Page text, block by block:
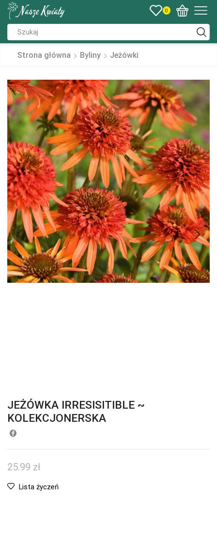
0
Strona główna Byliny Jeżówki
JEŻÓWKA IRRESISITIBLE ~
KOLEKCJONERSKA
25.99 zł
Lista życzeń